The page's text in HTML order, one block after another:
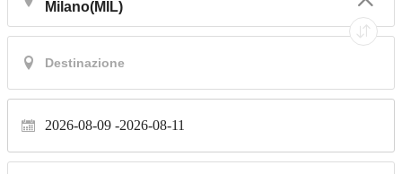
2026-08-09 2026-08-11